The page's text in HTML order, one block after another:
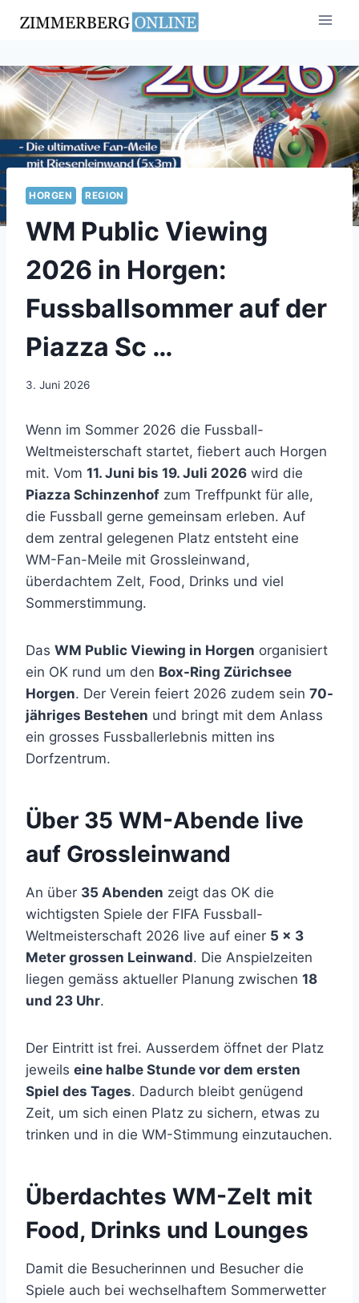
Inhalt
HORGEN REGION
WM Public Viewing
2026 in Horgen:
Fussballsommer auf der
Piazza Sc …
3. Juni 2026
Wenn im Sommer 2026 die Fussball-
Weltmeisterschaft startet, fiebert auch Horgen
mit. Vom 11. Juni bis 19. Juli 2026 wird die
Piazza Schinzenhof zum Treffpunkt für alle,
die Fussball gerne gemeinsam erleben. Auf
dem zentral gelegenen Platz entsteht eine
WM-Fan-Meile mit Grossleinwand,
überdachtem Zelt, Food, Drinks und viel
Sommerstimmung.
Das WM Public Viewing in Horgen organisiert
ein OK rund um den Box-Ring Zürichsee
Horgen. Der Verein feiert 2026 zudem sein 70-
jähriges Bestehen und bringt mit dem Anlass
ein grosses Fussballerlebnis mitten ins
Dorfzentrum.
Über 35 WM-Abende live
auf Grossleinwand
An über 35 Abenden zeigt das OK die
wichtigsten Spiele der FIFA Fussball-
Weltmeisterschaft 2026 live auf einer 5 x 3
Meter grossen Leinwand. Die Anspielzeiten
liegen gemäss aktueller Planung zwischen 18
und 23 Uhr.
Der Eintritt ist frei. Ausserdem öffnet der Platz
jeweils eine halbe Stunde vor dem ersten
Spiel des Tages. Dadurch bleibt genügend
Zeit, um sich einen Platz zu sichern, etwas zu
trinken und in die WM-Stimmung einzutauchen.
Überdachtes WM-Zelt mit
Food, Drinks und Lounges
Damit die Besucherinnen und Besucher die
Spiele auch bei wechselhaftem Sommerwetter